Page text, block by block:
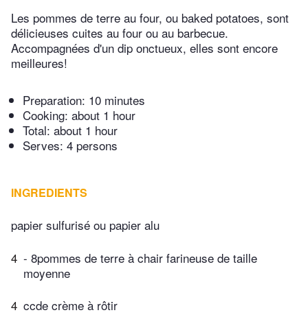
Les pommes de terre au four, ou baked potatoes, sont
délicieuses cuites au four ou au barbecue.
Accompagnées d'un dip onctueux, elles sont encore
meilleures!
Preparation: 10 minutes
Cooking: about 1 hour
Total: about 1 hour
Serves: 4 persons
INGREDIENTS
papier sulfurisé ou papier alu
4 - 8pommes de terre à chair farineuse de taille
moyenne
4 ccde crème à rôtir